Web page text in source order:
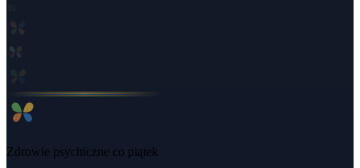
Zdrowie psychiczne co piątek